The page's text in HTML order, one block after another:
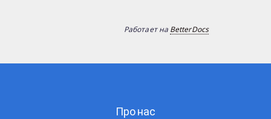
Работает на BetterDocs
Про нас